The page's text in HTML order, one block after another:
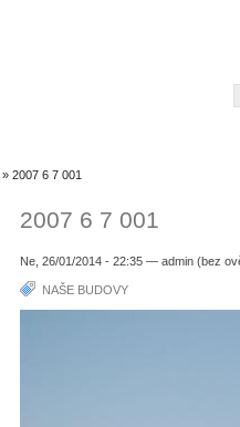
» 2007 6 7 001
2007 6 7 001
Ne, 26/01/2014 - 22:35 — admin (bez
NAŠE BUDOVY